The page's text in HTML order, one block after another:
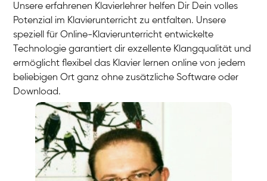
Unsere erfahrenen Klavierlehrer helfen Dir Dein volles
Potenzial im Klavierunterricht zu entfalten. Unsere
speziell für Online-Klavierunterricht entwickelte
Technologie garantiert dir exzellente Klangqualität und
ermöglicht flexibel das Klavier lernen online von jedem
beliebigen Ort ganz ohne zusätzliche Software oder
Download.